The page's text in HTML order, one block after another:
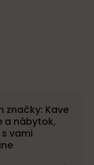
značky: Kave
a nábytok,
vami